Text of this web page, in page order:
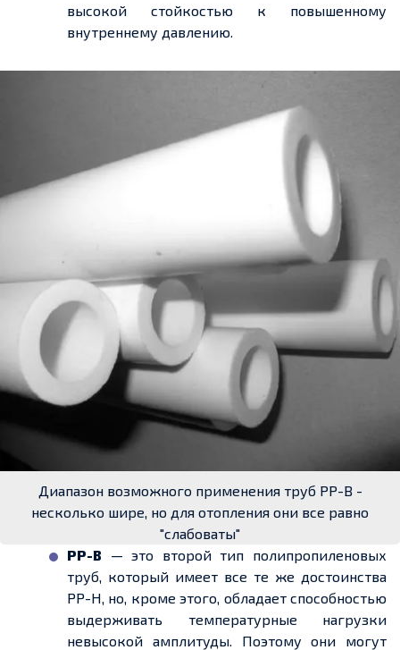
высокой стойкостью к повышенному
внутреннему давлению.
Диапазон возможного применения труб РР-В -
несколько шире, но для отопления они все равно
"слабоваты"
РР-В — это второй тип полипропиленовых
труб, который имеет все те же достоинства
РР-Н, но, кроме этого, обладает способностью
выдерживать температурные нагрузки
невысокой амплитуды. Поэтому они могут